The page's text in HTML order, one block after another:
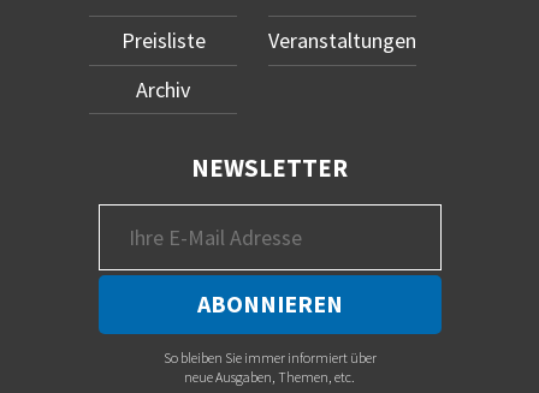
Preisliste
Archiv
Veranstaltungen
NEWSLETTER
So bleiben Sie immer informiert über
neue Ausgaben, Themen, etc.